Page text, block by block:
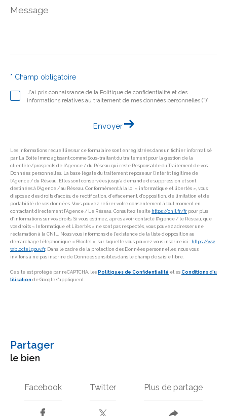
Message
*
J'ai pris connaissance de la Politique de confidentialité et des
informations relatives au traitement de mes données personnelles (*)*
* Champ obligatoire
Envoyer
Les informations recueillies sur ce formulaire sont enregistrées dans un fichier informatisé
par La Boite Immo agissant comme Sous-traitant du traitement pour la gestion de la
clientèle/prospects de l'Agence / du Réseau qui reste Responsable du Traitement de vos
Données personnelles. La base légale du traitement repose sur l'intérêt légitime de
l'Agence / du Réseau. Elles sont conservées jusqu'à demande de suppression et sont
destinées à l'Agence / au Réseau. Conformément à la loi « informatique et libertés », vous
disposez des droits d’accès, de rectification, d’effacement, d’opposition, de limitation et de
portabilité de vos données. Vous pouvez retirer votre consentement à tout moment en
contactant directement l’Agence / Le Réseau. Consultez le site https://cnil.fr/fr pour plus
d’informations sur vos droits. Si vous estimez, après avoir contacté l'Agence / le Réseau, que
vos droits « Informatique et Libertés » ne sont pas respectés, vous pouvez adresser une
réclamation à la CNIL. Nous vous informons de l’existence de la liste d'opposition au
démarchage téléphonique « Bloctel », sur laquelle vous pouvez vous inscrire ici : https://ww
w.bloctel.gouv.fr. Dans le cadre de la protection des Données personnelles, nous vous
invitons à ne pas inscrire de Données sensibles dans le champ de saisie libre.
Ce site est protégé par reCAPTCHA, les Politiques de Confidentialité et es Conditions d'u
tilisation de Google s'appliquent.
partager
le bien
Facebook Twitter Plus de partage